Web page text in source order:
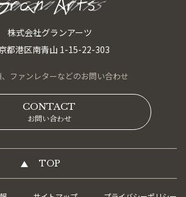
株式会社グランアーツ
都港区南青山 1-15-22-303
ファンレターなどのお問い合わせ
CONTACT
お問い合わせ
TOP